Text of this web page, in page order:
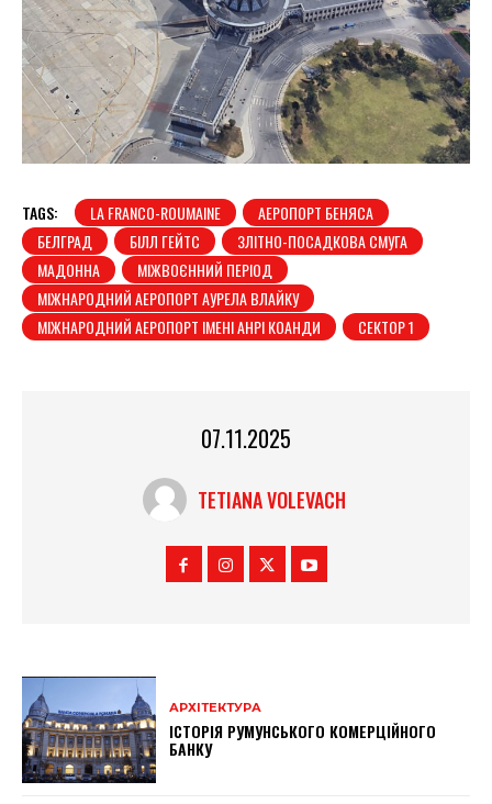
TAGS: LA FRANCO-ROUMAINE
АЕРОПОРТ БЕНЯСА
БЕЛГРАД
БІЛЛ ГЕЙТС
ЗЛІТНО-ПОСАДКОВА СМУГА
МАДОННА
МІЖВОЄННИЙ ПЕРІОД
МІЖНАРОДНИЙ АЕРОПОРТ АУРЕЛА ВЛАЙКУ
МІЖНАРОДНИЙ АЕРОПОРТ ІМЕНІ АНРІ КОАНДИ
СЕКТОР 1
07.11.2025
TETIANA VOLEVACH
АРХІТЕКТУРА
ІСТОРІЯ РУМУНСЬКОГО КОМЕРЦІЙНОГО
БАНКУ